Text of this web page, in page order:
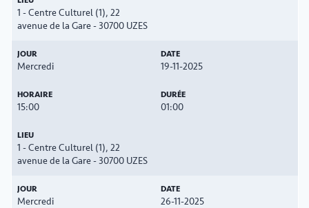
1 - Centre Culturel (1), 22
avenue de la Gare - 30700 UZES
Mercredi 19-11-2025
15:00 01:00
1 - Centre Culturel (1), 22
avenue de la Gare - 30700 UZES
Mercredi 26-11-2025